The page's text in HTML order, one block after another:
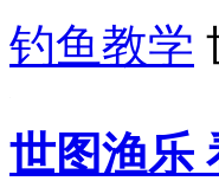
钓鱼教学
世图渔乐